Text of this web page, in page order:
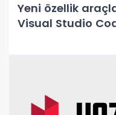
Yeni özellik
Visual Studio